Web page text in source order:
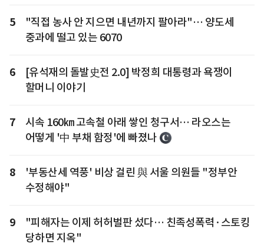
5
"직접 농사 안 지으면 내년까지 팔아라"… 양도세
중과에 떨고 있는 6070
6
[유석재의 돌발史전 2.0] 박정희 대통령과 욕쟁이
할머니 이야기
7
시속 160㎞ 고속철 아래 쌓인 청구서… 라오스는
어떻게 '中 부채 함정'에 빠졌나
8
'부동산세 역풍' 비상 걸린 與 서울 의원들 "정부안
수정해야"
9
"피해자는 이제 허허벌판 섰다… 친족성폭력·스토킹
당하면 지옥"